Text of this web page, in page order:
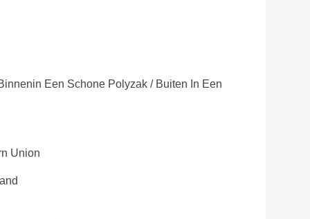
Een Schone Polyzak / Buiten In Een
Union